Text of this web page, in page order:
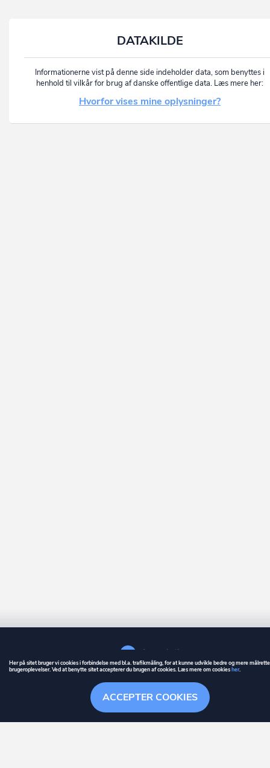
Søgehistorik Menu
DATAKILDE
Informationerne vist på denne side indeholder data, som benyttes i
henhold til vilkår for brug af danske offentlige data. Læs mere her:
Hvorfor vises mine oplysninger?
GUIDE BETINGELSER
er et registreret varemærke tilhørende ownr ApS – CVR nr.: 36 40 88
Stationsparken 26. 2., 2600 Glostrup, info@ownr.dk
ACCEPTER COOKIES
Her på sitet bruger vi cookies i forbindelse med bl.a. trafikmåling, for at kunne udvikle bedre og mere
brugeroplevelser. Ved at benytte sitet accepterer du brugen af cookies. Læs mere om cookiesher.